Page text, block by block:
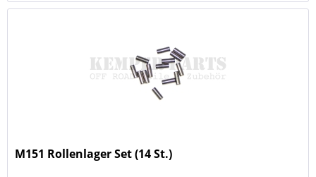
M151 Rollenlager Set (14 St.)